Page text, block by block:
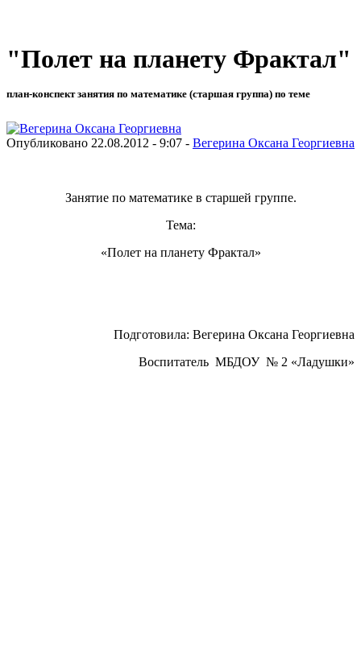
"Полет на планету Фрактал"
план-конспект занятия по математике (старшая группа) по теме
Опубликовано 22.08.2012 - 9:07 - Вегерина Оксана Георгиевна
Занятие по математике в старшей группе.
Тема:
«Полет на планету Фрактал»
Подготовила: Вегерина Оксана Георгиевна
Воспитатель МБДОУ № 2 «Ладушки»